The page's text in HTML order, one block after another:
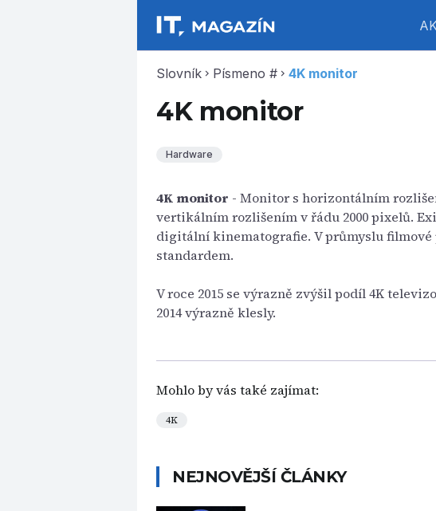
Slovník chevron_right Písmeno # chevron_right 4K monitor
4K monitor
Hardware
4K monitor - Monitor s horizontálním
vertikálním rozlišením v řádu 2000 pixelů.
digitální kinematografie. V průmyslu
standardem.
V roce 2015 se výrazně zvýšil podíl 4K
2014 výrazně klesly.
Mohlo by vás také zajímat:
4K
NEJNOVĚJŠÍ ČLÁNKY